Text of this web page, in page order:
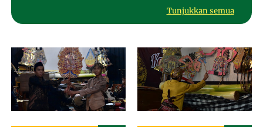
Tunjukkan semua